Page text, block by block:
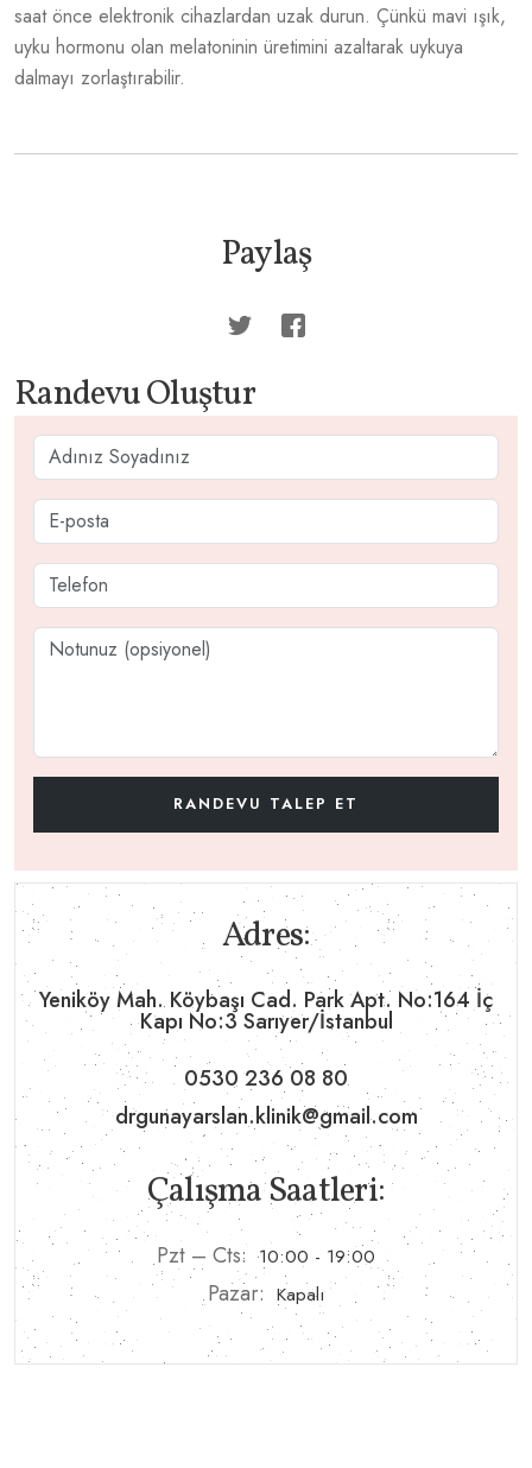
saat önce elektronik cihazlardan uzak durun. Çünkü mavi ışık,
uyku hormonu olan melatoninin üretimini azaltarak uykuya
dalmayı zorlaştırabilir.
Paylaş
Randevu Oluştur
Adres:
Yeniköy Mah. Köybaşı Cad. Park Apt. No:164 İç
Kapı No:3 Sarıyer/İstanbul
0530 236 08 80
drgunayarslan.klinik@gmail.com
Çalışma Saatleri:
Pzt – Cts: 10:00 - 19:00
Pazar: Kapalı